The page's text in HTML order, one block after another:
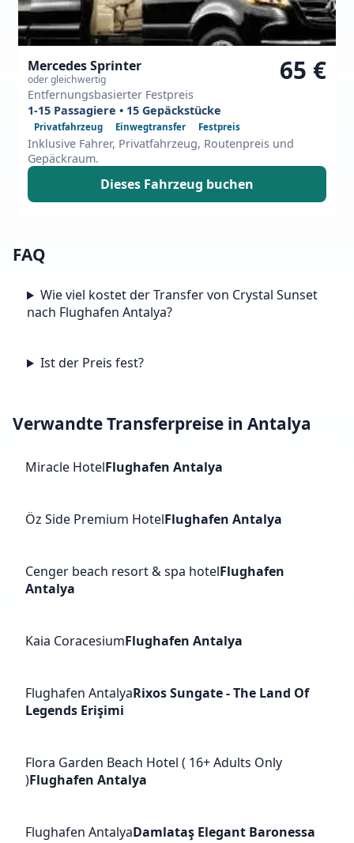
Mercedes Sprinter
oder gleichwertig
Entfernungsbasierter Festpreis
65 €
1-15 Passagiere • 15 Gepäckstücke
Privatfahrzeug Einwegtransfer Festpreis
Inklusive Fahrer, Privatfahrzeug, Routenpreis und
Gepäckraum.
Dieses Fahrzeug buchen
FAQ
Wie viel kostet der Transfer von Crystal Sunset
nach Flughafen Antalya?
Ist der Preis fest?
Verwandte Transferpreise in Antalya
Miracle HotelFlughafen Antalya
Öz Side Premium HotelFlughafen Antalya
Cenger beach resort & spa hotelFlughafen
Antalya
Kaia CoracesiumFlughafen Antalya
Flughafen AntalyaRixos Sungate - The Land Of
Legends Erişimi
Flora Garden Beach Hotel ( 16+ Adults Only
)Flughafen Antalya
Flughafen AntalyaDamlataş Elegant Baronessa